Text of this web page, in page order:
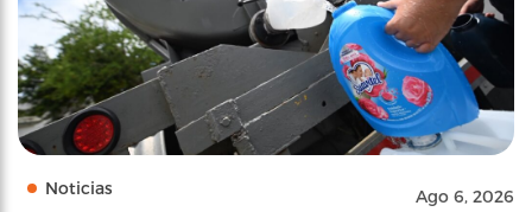
Noticias Ago 6, 2026